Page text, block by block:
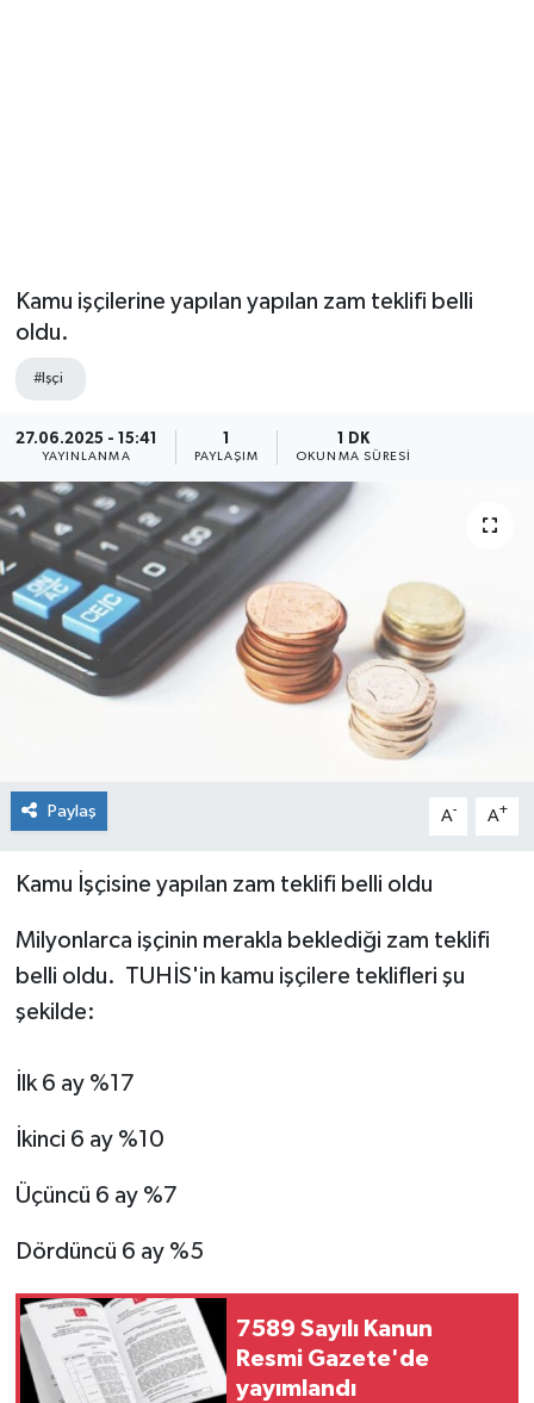
Kamu işçilerine yapılan yapılan zam teklifi belli
oldu.
#Işçi
27.06.2025 - 15:41
YAYINLANMA
1
PAYLAŞIM
1 DK
OKUNMA SÜRESI
Paylaş A- A+
Kamu İşçisine yapılan zam teklifi belli oldu
Milyonlarca işçinin merakla beklediği zam teklifi
belli oldu. TUHİS'in kamu işçilere teklifleri şu
şekilde:
İlk 6 ay %17
İkinci 6 ay %10
Üçüncü 6 ay %7
Dördüncü 6 ay %5
7589 Sayılı Kanun
Resmi Gazete'de
yayımlandı